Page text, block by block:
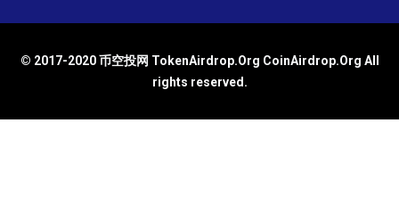
© 2017-2020 币空投网 TokenAirdrop.Org CoinAirdrop.Org All
rights reserved.